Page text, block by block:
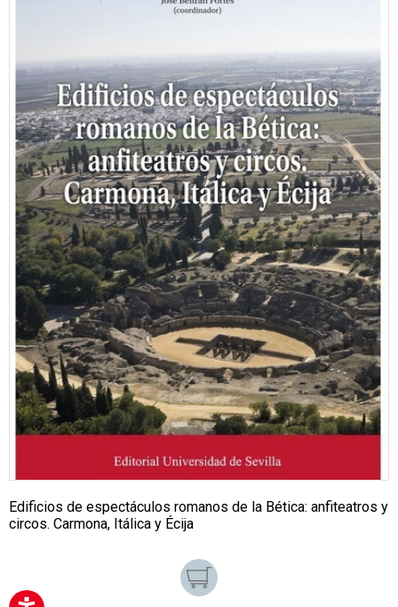
Edificios de espectáculos romanos de la Bética: anfiteatros y
circos. Carmona, Itálica y Écija